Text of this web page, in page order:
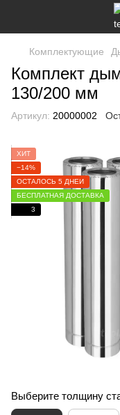
Комплектующие
Комплект
130/200 мм
Артикул: 20000002
ХИТ
−14%
ОСТАЛОСЬ 5 ДНЕЙ
БЕСПЛАТНАЯ ДОСТАВКА
3
Выберите толщину